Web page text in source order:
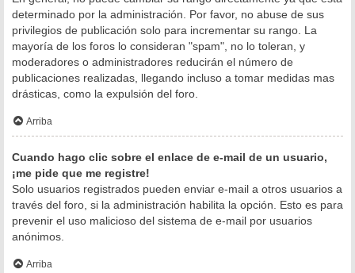
determinado por la administración. Por favor, no abuse de sus
privilegios de publicación solo para incrementar su rango. La
mayoría de los foros lo consideran "spam", no lo toleran, y
moderadores o administradores reducirán el número de
publicaciones realizadas, llegando incluso a tomar medidas mas
drásticas, como la expulsión del foro.
Arriba
Cuando hago clic sobre el enlace de e-mail de un usuario,
¡me pide que me registre!
Solo usuarios registrados pueden enviar e-mail a otros usuarios a
través del foro, si la administración habilita la opción. Esto es para
prevenir el uso malicioso del sistema de e-mail por usuarios
anónimos.
Arriba